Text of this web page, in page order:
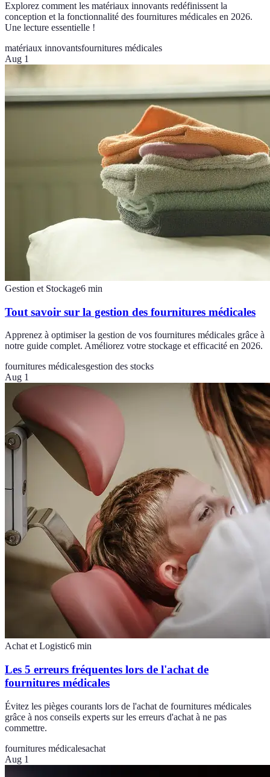
Explorez comment les matériaux innovants redéfinissent la
conception et la fonctionnalité des fournitures médicales en 2026.
Une lecture essentielle !
matériaux innovantsfournitures médicales
Aug 1
Gestion et Stockage6 min
Tout savoir sur la gestion des fournitures médicales
Apprenez à optimiser la gestion de vos fournitures médicales grâce à
notre guide complet. Améliorez votre stockage et efficacité en 2026.
fournitures médicalesgestion des stocks
Aug 1
Achat et Logistic6 min
Les 5 erreurs fréquentes lors de l'achat de
fournitures médicales
Évitez les pièges courants lors de l'achat de fournitures médicales
grâce à nos conseils experts sur les erreurs d'achat à ne pas
commettre.
fournitures médicalesachat
Aug 1